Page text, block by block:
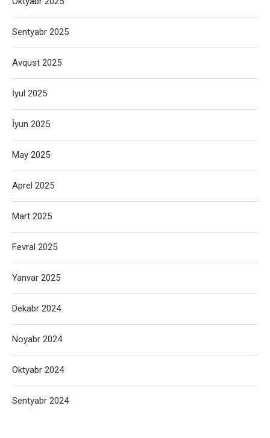
Sentyabr 2025
Avqust 2025
İyul 2025
İyun 2025
May 2025
Aprel 2025
Mart 2025
Fevral 2025
Yanvar 2025
Dekabr 2024
Noyabr 2024
Oktyabr 2024
Sentyabr 2024